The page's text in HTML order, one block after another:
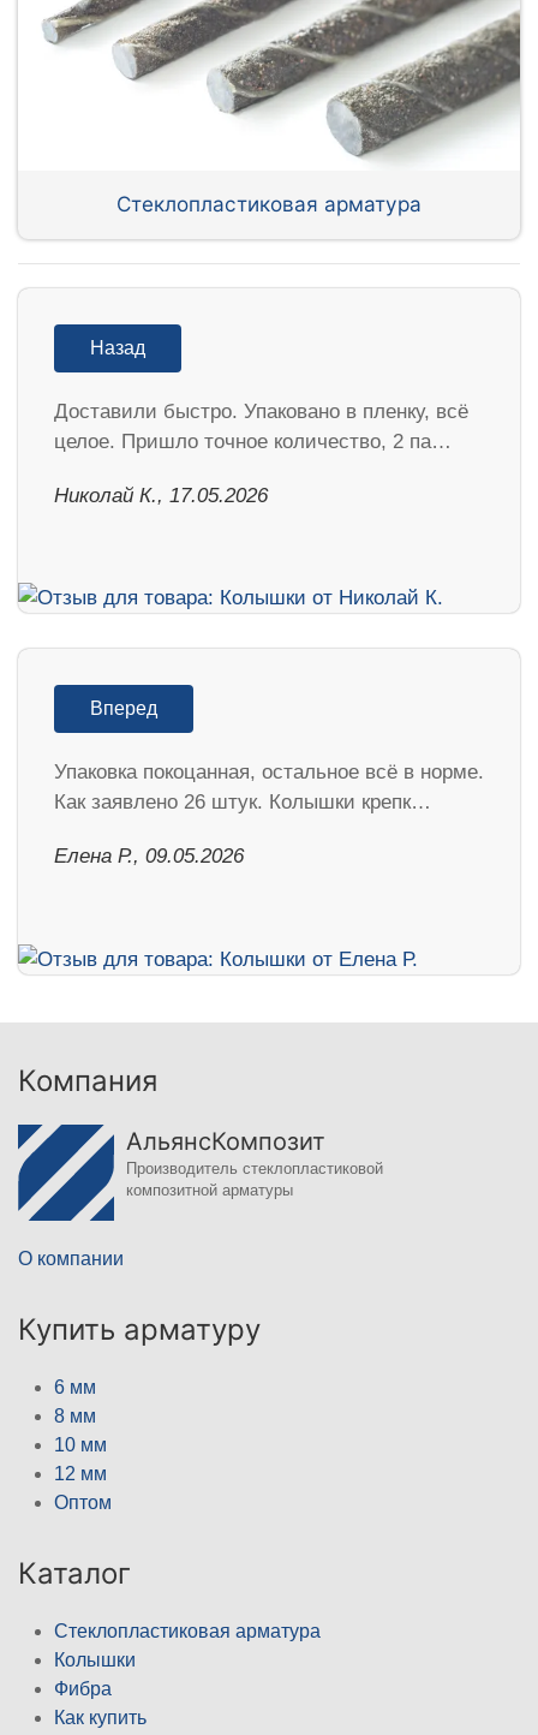
Стеклопластиковая арматура
Назад
Доставили быстро. Упаковано в пленку, всё
целое. Пришло точное количество, 2 па…
Николай К., 17.05.2026
Вперед
Упаковка покоцанная, остальное всё в норме.
Как заявлено 26 штук. Колышки крепк…
Елена Р., 09.05.2026
Компания
АльянсКомпозит
Производитель стеклопластиковой
композитной арматуры
О компании
Купить арматуру
6 мм
8 мм
10 мм
12 мм
Оптом
Каталог
Стеклопластиковая арматура
Колышки
Фибра
Как купить